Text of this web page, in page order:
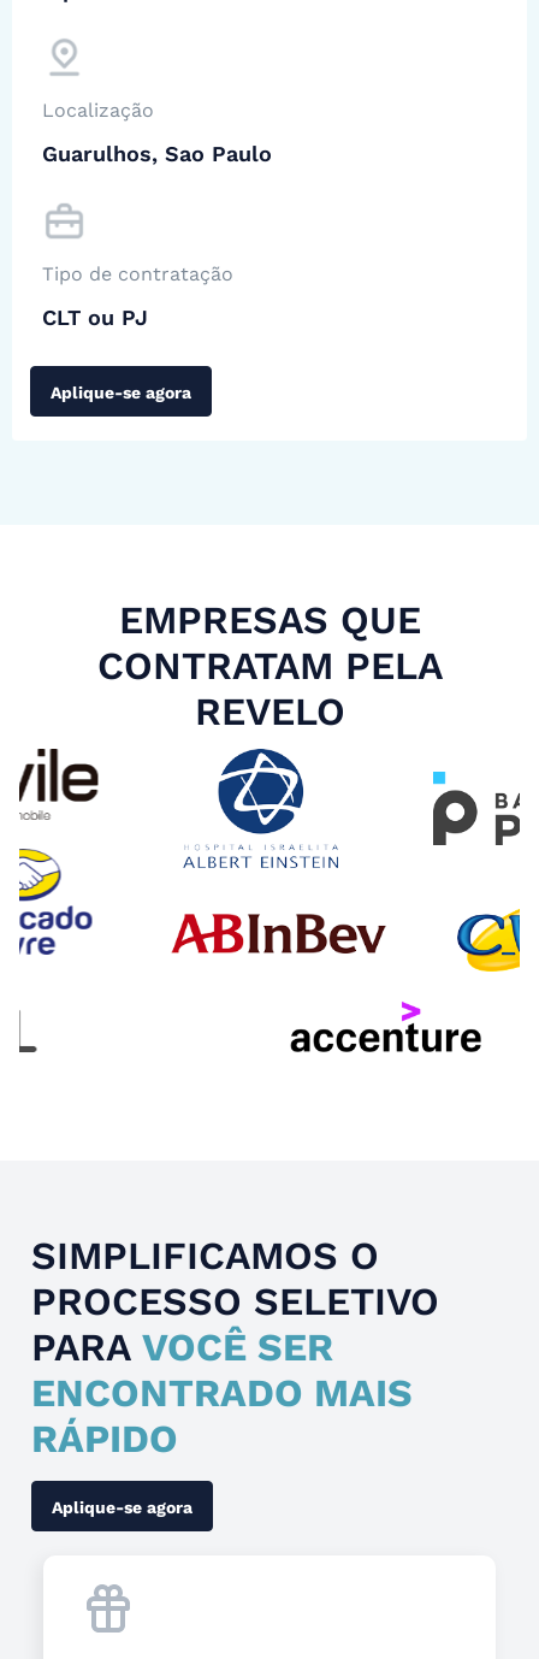
Localização
Guarulhos, Sao Paulo
Tipo de contratação
CLT ou PJ
Aplique-se agora
EMPRESAS QUE
CONTRATAM PELA
REVELO
SIMPLIFICAMOS O
PROCESSO SELETIVO
PARA VOCÊ SER
ENCONTRADO MAIS
RÁPIDO
Aplique-se agora